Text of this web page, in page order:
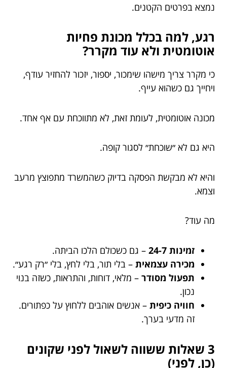
נמצא בפרטים הקטנים.
רגע, למה בכלל מכונת פחיות
אוטומטית ולא עוד מקרר?
כי מקרר צריך מישהו שימכור, יספור, יזכור להחזיר עודף,
ויחייך גם כשהוא עייף.
מכונה אוטומטית, לעומת זאת, לא מתווכחת עם אף אחד.
היא גם לא ״שוכחת״ לסגור קופה.
והיא לא מבקשת הפסקה בדיוק כשהמשרד מתפוצץ מרעב
וצמא.
מה עוד?
זמינות 24-7
– גם כשכולם הלכו הביתה.
מכירה עצמאית – בלי תור, בלי לחץ, בלי ״רק רגע״.
תפעול מסודר – מלאי, דוחות, והתראות, כשזה בנוי
נכון.
חוויה כיפית – אנשים אוהבים ללחוץ על כפתורים.
זה מדעי בערך.
3 שאלות ששווה לשאול לפני שקונים
(כן, לפני)